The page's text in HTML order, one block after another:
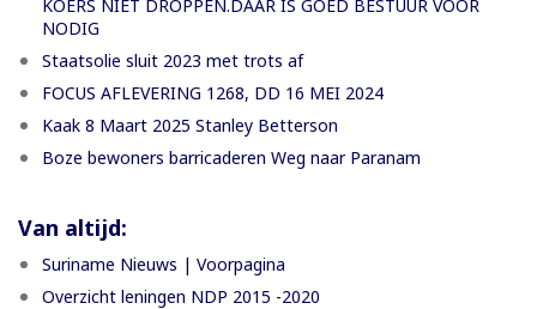
KOERS NIET DROPPEN.DAAR IS GOED BESTUUR VOOR
NODIG
Staatsolie sluit 2023 met trots af
FOCUS AFLEVERING 1268, DD 16 MEI 2024
Kaak 8 Maart 2025 Stanley Betterson
Boze bewoners barricaderen Weg naar Paranam
Van altijd:
Suriname Nieuws | Voorpagina
Overzicht leningen NDP 2015 -2020